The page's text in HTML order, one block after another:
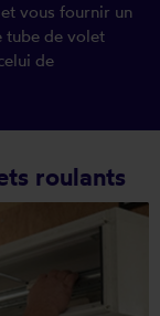
vous fournir un
tube de volet
de
roulants